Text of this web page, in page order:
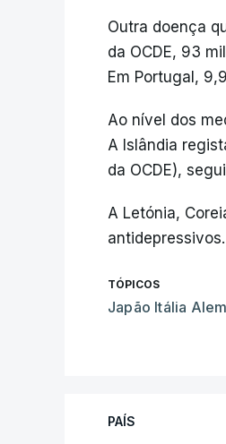
Outra doença
da OCDE, 93
Em Portugal,
Ao nível dos
A Islândia
da OCDE),
A Letónia,
antidepressivos.
TÓPICOS
Japão Itália
PAÍS